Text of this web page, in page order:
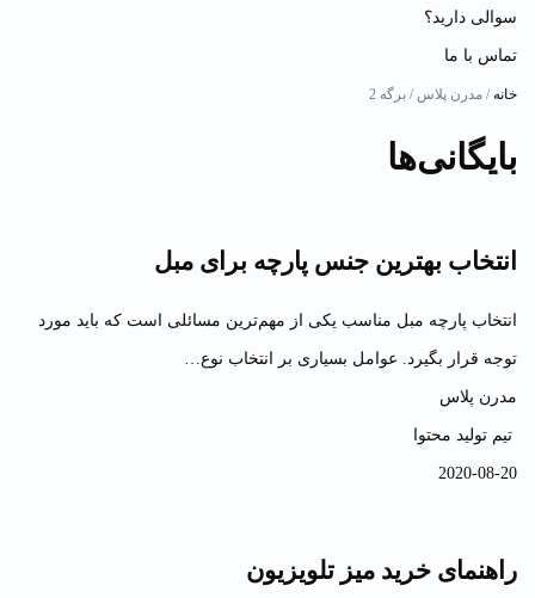
سوالی دارید؟
تماس با ما
خانه/ مدرن پلاس / برگه 2
بایگانی‌ها
انتخاب بهترین جنس پارچه برای مبل
انتخاب پارچه مبل مناسب یکی از مهم‌ترین مسائلی است که باید مورد
توجه قرار بگیرد. عوامل بسیاری بر انتخاب نوع…
مدرن پلاس
تیم تولید محتوا
2020-08-20
راهنمای خرید میز تلویزیون